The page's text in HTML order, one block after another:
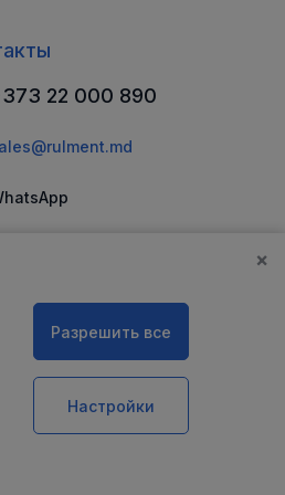
22 000 890
×
Разрешить все
Настройки